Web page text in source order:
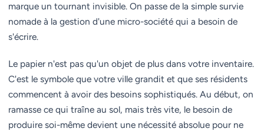
marque un tournant invisible. On passe de la simple survie
nomade à la gestion d'une micro-société qui a besoin de
s'écrire.
Le papier n'est pas qu'un objet de plus dans votre inventaire.
C'est le symbole que votre ville grandit et que ses résidents
commencent à avoir des besoins sophistiqués. Au début, on
ramasse ce qui traîne au sol, mais très vite, le besoin de
produire soi-même devient une nécessité absolue pour ne